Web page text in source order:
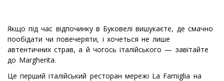
Якщо під час відпочинку в Буковелі вишукаєте, де смачно
пообідати чи повечеряти, і хочеться не лише
автентичних страв, а й чогось італійського — завітайте
до Margherita.
Це перший італійський ресторан мережі La Famiglia на